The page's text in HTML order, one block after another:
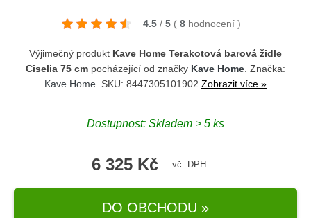
4.5 / 5 ( 8 hodnocení )
Výjimečný produkt Kave Home Terakotová barová židle
Ciselia 75 cm pocházející od značky Kave Home . Značka:
Kave Home . SKU: 8447305101902 Zobrazit více »
Dostupnost: Skladem > 5 ks
6 325 Kč vč. DPH
DO OBCHODU »